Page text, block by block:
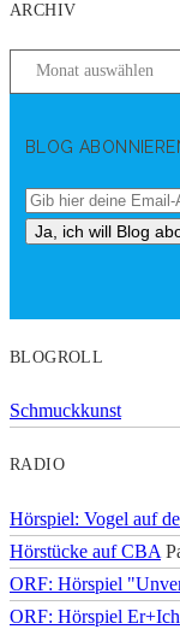
ARCHIV
BLOG
BLOGROLL
Schmuckkunst
RADIO
Hörspiel: Vogel auf
Hörstücke auf CBA
ORF: Hörspiel
ORF: Hörspiel Er+Ich